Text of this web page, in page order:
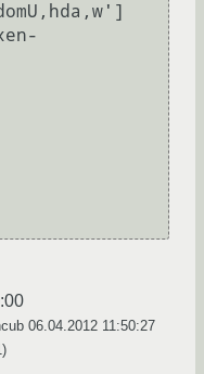
06.04.2012 11:50:27